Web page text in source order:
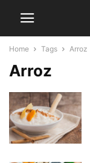
Home Tags Arroz
Arroz